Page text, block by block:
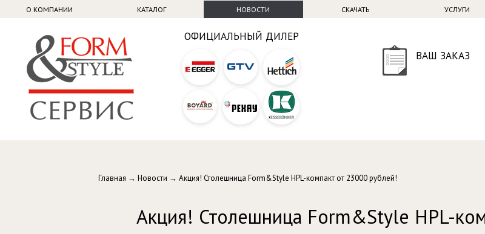
О КОМПАНИИ КАТАЛОГ НОВОСТИ СКАЧАТЬ УСЛУГИ
ОФИЦИАЛЬНЫЙ ДИЛЕР
ВАШ ЗАКАЗ
Главная → Новости → Акция! Столешница Form&Style HPL-компакт от 23000 рублей!
Акция! Столешница Form&Style HPL-